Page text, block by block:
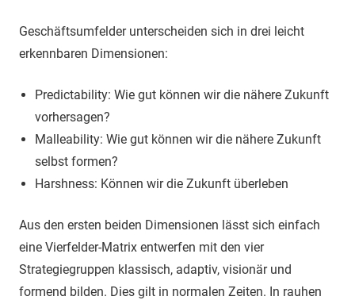
Geschäftsumfelder unterscheiden sich in drei leicht
erkennbaren Dimensionen:
Predictability: Wie gut können wir die nähere Zukunft
vorhersagen?
Malleability: Wie gut können wir die nähere Zukunft
selbst formen?
Harshness: Können wir die Zukunft überleben
Aus den ersten beiden Dimensionen lässt sich einfach
eine Vierfelder-Matrix entwerfen mit den vier
Strategiegruppen klassisch, adaptiv, visionär und
formend bilden. Dies gilt in normalen Zeiten. In rauhen